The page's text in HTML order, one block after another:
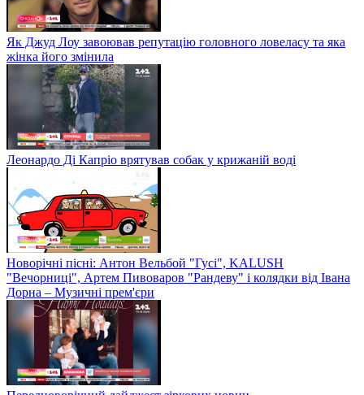
Як Джуд Лоу завоював репутацію головного ловеласу та яка
жінка його змінила
Леонардо Ді Капріо врятував собак у крижаній воді
Новорічні пісні: Антон Вельбой "Гусі", KALUSH
"Вечорниці", Артем Пивоваров "Рандеву" і колядки від Івана
Дорна – Музичні прем'єри